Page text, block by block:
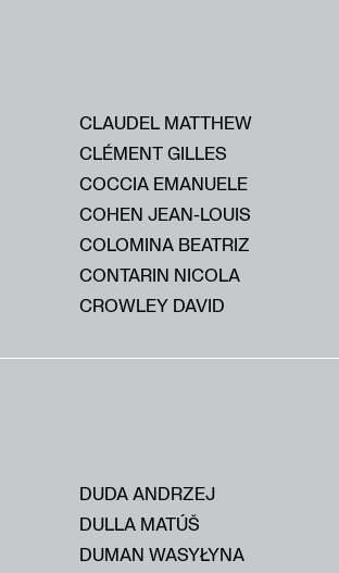
CLAUDEL MATTHEW
CLÉMENT GILLES
COCCIA EMANUELE
COHEN JEAN-LOUIS
COLOMINA BEATRIZ
CONTARIN NICOLA
CROWLEY DAVID
DUDA ANDRZEJ
DULLA MATÚŠ
DUMAN WASYŁYNA